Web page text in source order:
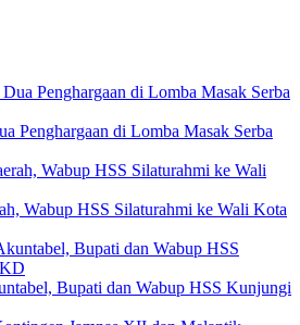
Penghargaan di Lomba Masak Serba
Wabup HSS Silaturahmi ke Wali Kota
Bupati dan Wabup HSS Kunjungi